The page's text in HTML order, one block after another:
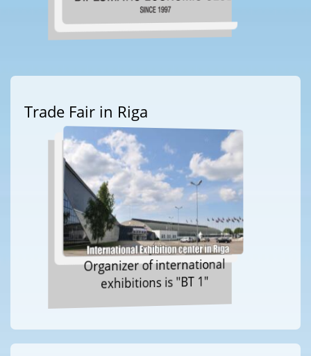
Trade Fair in Riga
Organizer of international
exhibitions is "BT 1"